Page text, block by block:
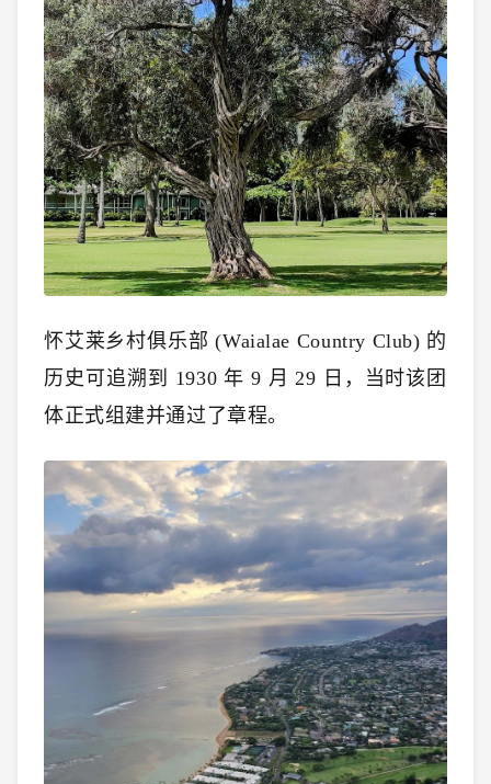
怀艾莱乡村俱乐部 (Waialae Country Club) 的
历史可追溯到 1930 年 9 月 29 日，当时该团
体正式组建并通过了章程。